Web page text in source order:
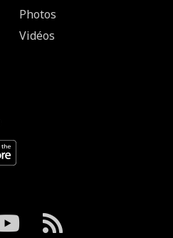
Photos
Vidéos